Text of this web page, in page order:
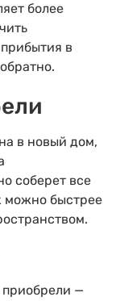
более
в
в новый дом,
соберет все
можно быстрее
приобрели —